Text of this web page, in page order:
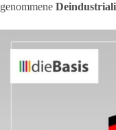
genommene